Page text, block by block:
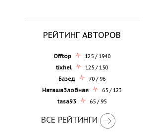
РЕЙТИНГ АВТОРОВ
Offtop
125 / 1940
tixhel
125 / 150
Базед
70 / 96
НаташаЗлобная
65 / 123
tasa93
65 / 95
ВСЕ РЕЙТИНГИ